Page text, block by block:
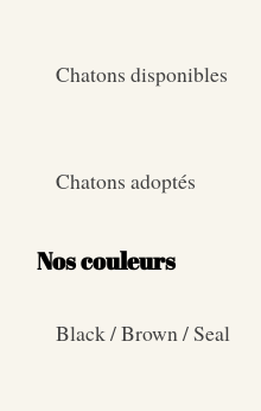
Chatons disponibles
Chatons adoptés
Nos couleurs
Black / Brown / Seal